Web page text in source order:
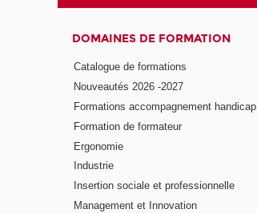
DOMAINES DE FORMATION
Catalogue de formations
Nouveautés 2026 -2027
Formations accompagnement handicap
Formation de formateur
Ergonomie
Industrie
Insertion sociale et professionnelle
Management et Innovation